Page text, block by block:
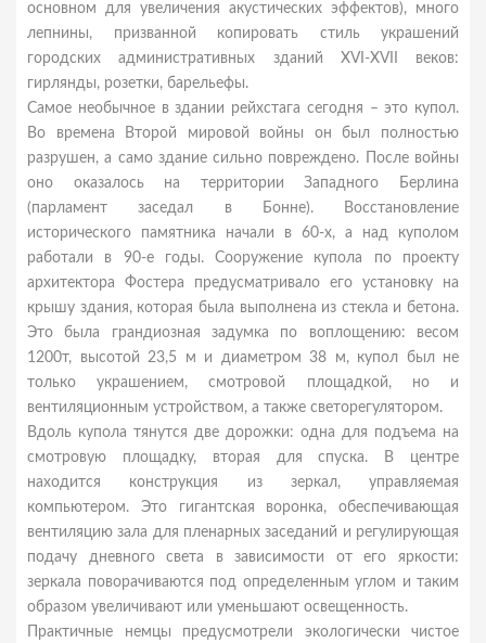
основном для увеличения акустических эффектов), много
лепнины, призванной копировать стиль украшений
городских административных зданий XVI-XVII веков:
гирлянды, розетки, барельефы.
Самое необычное в здании рейхстага сегодня – это купол.
Во времена Второй мировой войны он был полностью
разрушен, а само здание сильно повреждено. После войны
оно оказалось на территории Западного Берлина
(парламент заседал в Бонне). Восстановление
исторического памятника начали в 60-х, а над куполом
работали в 90-е годы. Сооружение купола по проекту
архитектора Фостера предусматривало его установку на
крышу здания, которая была выполнена из стекла и бетона.
Это была грандиозная задумка по воплощению: весом
1200т, высотой 23,5 м и диаметром 38 м, купол был не
только украшением, смотровой площадкой, но и
вентиляционным устройством, а также светорегулятором.
Вдоль купола тянутся две дорожки: одна для подъема на
смотровую площадку, вторая для спуска. В центре
находится конструкция из зеркал, управляемая
компьютером. Это гигантская воронка, обеспечивающая
вентиляцию зала для пленарных заседаний и регулирующая
подачу дневного света в зависимости от его яркости:
зеркала поворачиваются под определенным углом и таким
образом увеличивают или уменьшают освещенность.
Практичные немцы предусмотрели экологически чистое